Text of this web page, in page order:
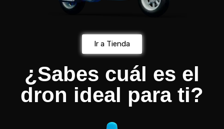
Ir a Tienda
¿Sabes cuál es el
dron ideal para ti?​